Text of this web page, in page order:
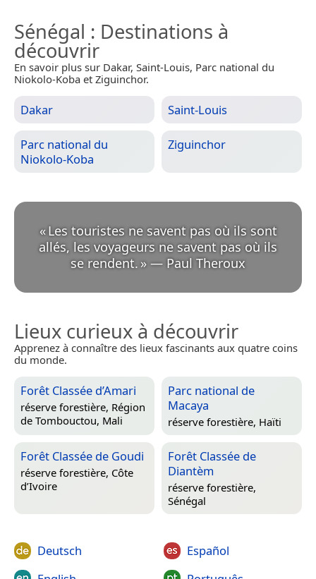
Sénégal : Destinations à
découvrir
En savoir plus sur Dakar, Saint-Louis, Parc national du
Niokolo-Koba et Ziguinchor.
Dakar Saint-Louis
Parc national du
Niokolo-Koba
Ziguinchor
«Les touristes ne savent pas où ils sont
allés, les voyageurs ne savent pas où ils
se rendent. » — Paul Theroux
Lieux curieux à découvrir
Apprenez à connaître des lieux fascinants aux quatre coins
du monde.
Forêt Classée d’Amari
réserve forestière, Région
de Tombouctou, Mali
Parc national de
Macaya
réserve forestière, Haïti
Forêt Classée de Goudi
réserve forestière, Côte
d’Ivoire
Forêt Classée de
Diantèm
réserve forestière,
Sénégal
Deutsch
Español